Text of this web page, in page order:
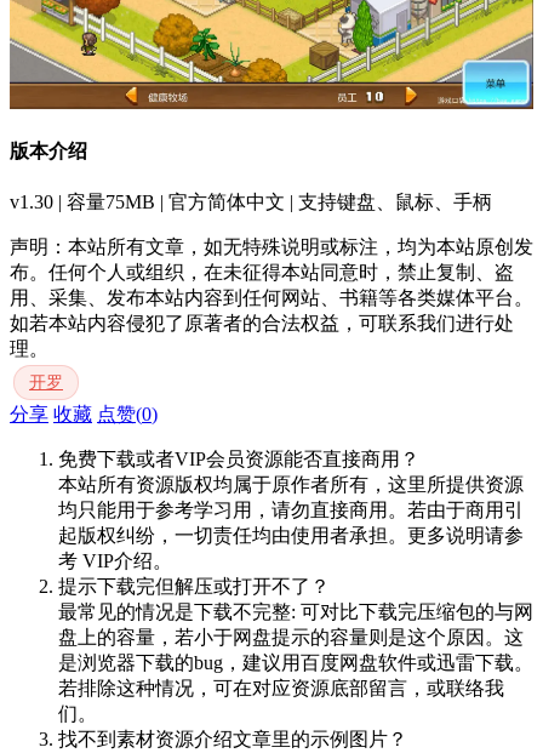
版本介绍
v1.30 | 容量75MB | 官方简体中文 | 支持键盘、鼠标、手柄
声明：本站所有文章，如无特殊说明或标注，均为本站原创发
布。任何个人或组织，在未征得本站同意时，禁止复制、盗
用、采集、发布本站内容到任何网站、书籍等各类媒体平台。
如若本站内容侵犯了原著者的合法权益，可联系我们进行处
理。
开罗
分享 收藏 点赞(0)
免费下载或者VIP会员资源能否直接商用？
本站所有资源版权均属于原作者所有，这里所提供资源
均只能用于参考学习用，请勿直接商用。若由于商用引
起版权纠纷，一切责任均由使用者承担。更多说明请参
考 VIP介绍。
提示下载完但解压或打开不了？
最常见的情况是下载不完整: 可对比下载完压缩包的与网
盘上的容量，若小于网盘提示的容量则是这个原因。这
是浏览器下载的bug，建议用百度网盘软件或迅雷下载。
若排除这种情况，可在对应资源底部留言，或联络我
们。
找不到素材资源介绍文章里的示例图片？